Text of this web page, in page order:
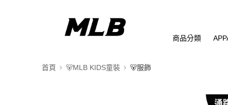
商品分類
首頁 🐻MLB KIDS童裝 🐻服飾